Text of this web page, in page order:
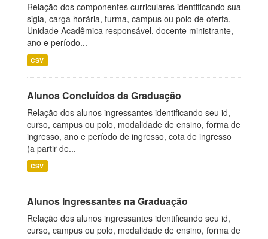
Relação dos componentes curriculares identificando sua
sigla, carga horária, turma, campus ou polo de oferta,
Unidade Acadêmica responsável, docente ministrante,
ano e período...
CSV
Alunos Concluídos da Graduação
Relação dos alunos ingressantes identificando seu id,
curso, campus ou polo, modalidade de ensino, forma de
ingresso, ano e período de ingresso, cota de ingresso
(a partir de...
CSV
Alunos Ingressantes na Graduação
Relação dos alunos ingressantes identificando seu id,
curso, campus ou polo, modalidade de ensino, forma de